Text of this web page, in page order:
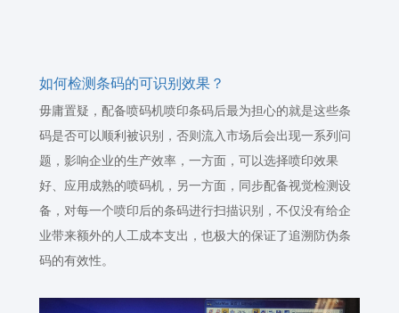
如何检测条码的可识别效果？
毋庸置疑，配备喷码机喷印条码后最为担心的就是这些条
码是否可以顺利被识别，否则流入市场后会出现一系列问
题，影响企业的生产效率，一方面，可以选择喷印效果
好、应用成熟的喷码机，另一方面，同步配备视觉检测设
备，对每一个喷印后的条码进行扫描识别，不仅没有给企
业带来额外的人工成本支出，也极大的保证了追溯防伪条
码的有效性。